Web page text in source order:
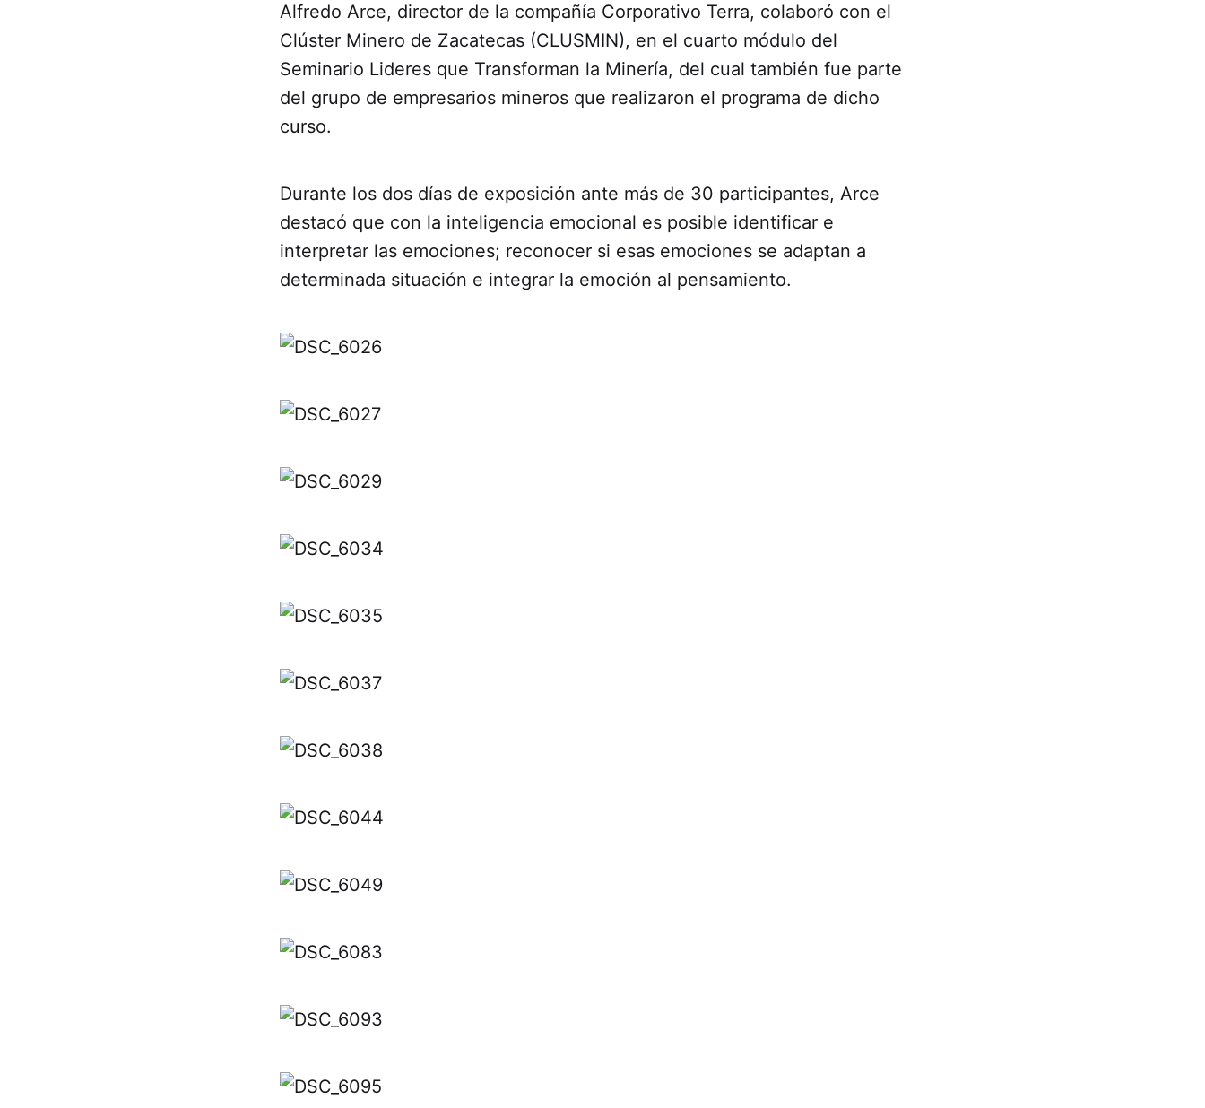
Alfredo Arce, director de la compañía Corporativo Terra, colaboró con el
Clúster Minero de Zacatecas (CLUSMIN), en el cuarto módulo del
Seminario Lideres que Transforman la Minería, del cual también fue parte
del grupo de empresarios mineros que realizaron el programa de dicho
curso.
Durante los dos días de exposición ante más de 30 participantes, Arce
destacó que con la inteligencia emocional es posible identificar e
interpretar las emociones; reconocer si esas emociones se adaptan a
determinada situación e integrar la emoción al pensamiento.